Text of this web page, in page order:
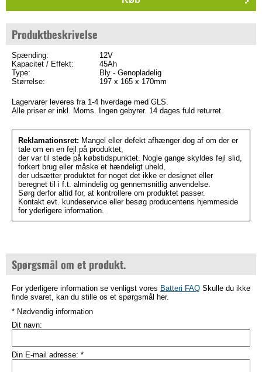
Produktbeskrivelse
Spænding:
12V
Kapacitet / Effekt:
45Ah
Type:
Bly - Genopladelig
Størrelse:
197 x 165 x 170mm
Lagervarer leveres fra 1-4 hverdage med GLS.
Alle priser er inkl. Moms. Ingen gebyrer. 14 dages fuld returret.
Reklamationsret: Mangel eller defekt afhænger dog af om der er
tale om en en fejl på produktet,
der var til stede på købstidspunktet. Nogle gange skyldes fejl slid,
forkert brug eller måske et hændeligt uheld,
der udsætter produktet for noget det ikke er designet eller
beregnet til i f.t. almindelig og gennemsnitlig anvendelse.
Sørg derfor altid for, at kontrollere om produktet passer.
Kontakt evt. kundeservice eller besøg producentens hjemmeside
for yderligere information.
Spørgsmål om et produkt.
For yderligere information se venligst vores Batteri FAQ Skulle du ikke
finde svaret, kan du stille os et spørgsmål her.
* Nødvendig information
Dit navn:
Din E-mail adresse: *